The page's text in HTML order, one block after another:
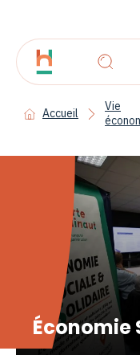
Accueil
Vie
Économie